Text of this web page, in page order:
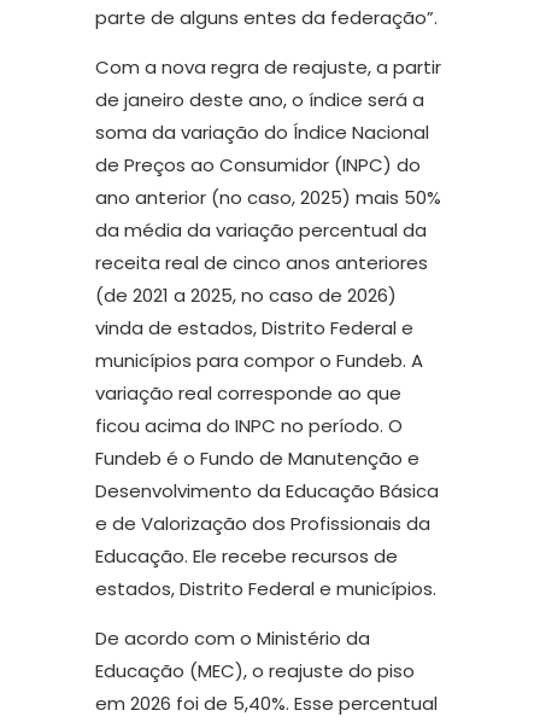
parte de alguns entes da federação”.
Com a nova regra de reajuste, a partir
de janeiro deste ano, o índice será a
soma da variação do Índice Nacional
de Preços ao Consumidor (INPC) do
ano anterior (no caso, 2025) mais 50%
da média da variação percentual da
receita real de cinco anos anteriores
(de 2021 a 2025, no caso de 2026)
vinda de estados, Distrito Federal e
municípios para compor o Fundeb. A
variação real corresponde ao que
ficou acima do INPC no período. O
Fundeb é o Fundo de Manutenção e
Desenvolvimento da Educação Básica
e de Valorização dos Profissionais da
Educação. Ele recebe recursos de
estados, Distrito Federal e municípios.
De acordo com o Ministério da
Educação (MEC), o reajuste do piso
em 2026 foi de 5,40%. Esse percentual